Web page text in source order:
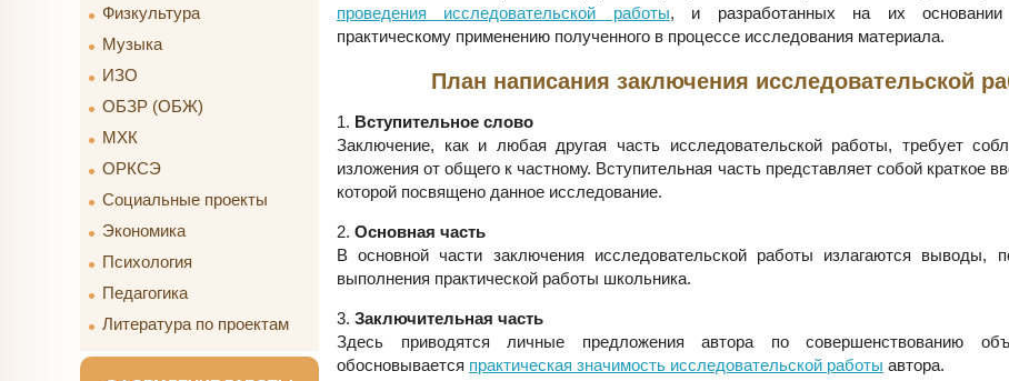
Физкультура
Музыка
ИЗО
ОБЗР (ОБЖ)
МХК
ОРКСЭ
Социальные проекты
Экономика
Психология
Педагогика
Литература по проектам
проведения исследовательской работы, и разработанных на их основании
практическому применению полученного в процессе исследования материала.
План написания заключения исследовательской
1. Вступительное слово
Заключение, как и любая другая часть исследовательской работы, требует
изложения от общего к частному. Вступительная часть представляет собой краткое
которой посвящено данное исследование.
2. Основная часть
В основной части заключения исследовательской работы излагаются выводы,
выполнения практической работы школьника.
3. Заключительная часть
Здесь приводятся личные предложения автора по совершенствованию
обосновывается практическая значимость исследовательской работы автора.